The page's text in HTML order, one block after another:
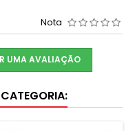
Nota
UMA AVALIAÇÃO